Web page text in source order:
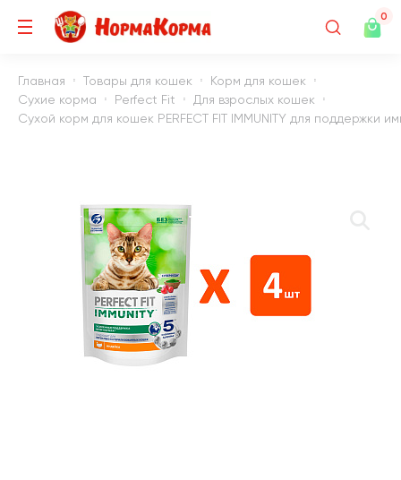
0
Главная Товары для кошек
Корм для кошек
Сухие корма
Perfect Fit
Для взрослых кошек
Сухой корм для кошек PERFECT FIT IMMUNITY для поддержки